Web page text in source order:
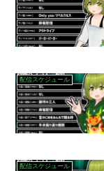
配信スケジュール
配信スケジュール